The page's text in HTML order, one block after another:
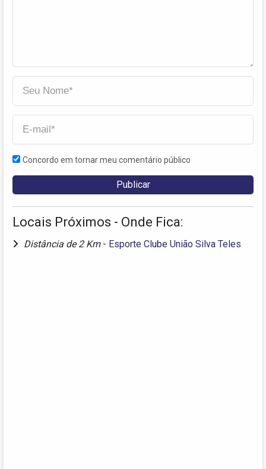
Concordo em tornar meu comentário público
Locais Próximos - Onde Fica:
Distância de 2 Km - Esporte Clube União Silva Teles